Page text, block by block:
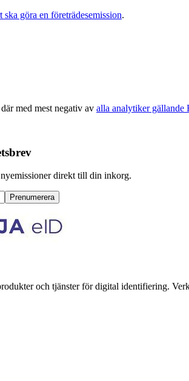
ska göra en företrädesemission.
med mest negativ av alla analytiker gällande
nyemissioner direkt till din inkorg.
Prenumerera
och tjänster för digital identifiering.